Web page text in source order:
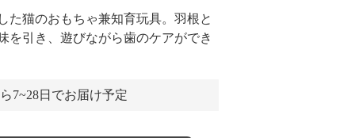
た猫のおもちゃ兼知育玩具。羽根と
を引き、遊びながら歯のケアができ
7~28日でお届け予定